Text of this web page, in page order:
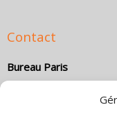
Contact
Bureau Paris
Le HUB – Business
Évry-Courcouronnes